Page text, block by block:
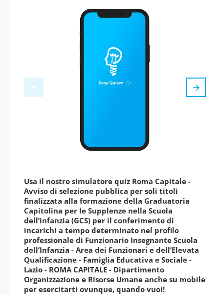
Usa il nostro simulatore quiz Roma Capitale -
Avviso di selezione pubblica per soli titoli
finalizzata alla formazione della Graduatoria
Capitolina per le Supplenze nella Scuola
dell’infanzia (GCS) per il conferimento di
incarichi a tempo determinato nel profilo
professionale di Funzionario Insegnante Scuola
dell’Infanzia - Area dei Funzionari e dell’Elevata
Qualificazione - Famiglia Educativa e Sociale -
Lazio - ROMA CAPITALE - Dipartimento
Organizzazione e Risorse Umane anche su mobile
per esercitarti ovunque, quando vuoi!